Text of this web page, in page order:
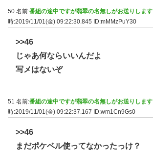
50 名前:番組の途中ですが翡翠の名無しがお送りします
時:2019/11/01(金) 09:22:30.845 ID:mMMzPuY30
>>46
じゃあ何ならいいんだよ
写メはないぞ
51 名前:番組の途中ですが翡翠の名無しがお送りします
時:2019/11/01(金) 09:22:37.167
ID:wm1Cn9Gs0
>>46
まだポケベル使ってなかったっけ？